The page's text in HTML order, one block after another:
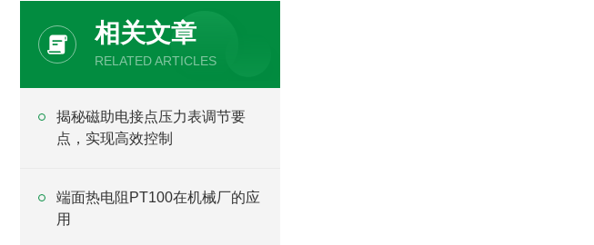
相关文章
RELATED ARTICLES
揭秘磁助电接点压力表调节要
点，实现高效控制
端面热电阻PT100在机械厂的应
用